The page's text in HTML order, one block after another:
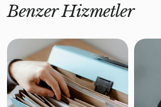
Benzer Hizmetler